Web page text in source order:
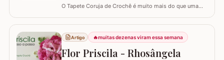
O Tapete Coruja de Crochê é muito mais do que uma
sabedoria com a delicadeza do feito à mão. Embora a
coruja real consiga girar o pescoço em 270°, a nossa
versão em crochê é ainda mais versátil: podemos criá-
la em todas as cores e estilos,…
Artigo 🔥muitas dezenas viram essa semana
Flor Priscila - Rhosângela